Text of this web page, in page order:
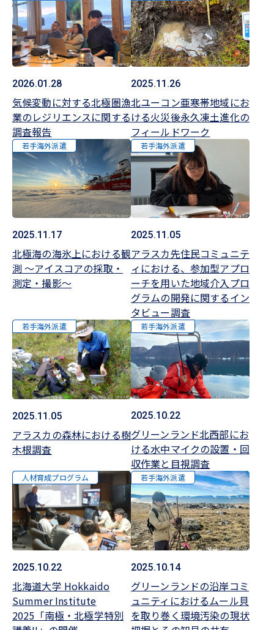
2026.01.28
気候変動に対する北極圏漁
業のレジリエンスに関する
調査報告
2025.11.26
北ユーコン亜寒帯地域にお
ける火災後永久凍土進化の
フィールドワーク
若手海外派遣
2025.11.17
北極海の海氷上における観
測 ～アイスコアの採取・
測定・撮影～
若手海外派遣
2025.11.05
アラスカ先住民コミュニテ
ィにおける、参加型アプロ
ーチを用いた地域介入プロ
グラムの開発に関するイン
タビュー調査
若手海外派遣
2025.11.05
アラスカの森林における樹
木根調査
若手海外派遣
2025.10.22
グリーンランド北西部にお
ける水中マイクの設置・回
収作業と目視調査
人材育成プログラム
2025.10.22
北海道大学 Hokkaido
Summer Institute
2025「南極・北極学特別
若手海外派遣
2025.10.14
グリーンランドの沿岸コミ
ュニティにおけるムール貝
を取り巻く環境汚染の現状